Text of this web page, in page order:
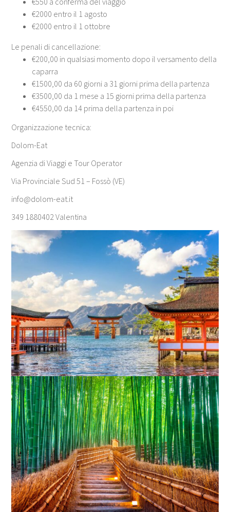
€2000 entro il 1 agosto
€2000 entro il 1 ottobre
Le penali di cancellazione:
€200,00 in qualsiasi momento dopo il versamento della
caparra
€1500,00 da 60 giorni a 31 giorni prima della partenza
€3500,00 da 1 mese a 15 giorni prima della partenza
€4550,00 da 14 prima della partenza in poi
Organizzazione tecnica:
Dolom-Eat
Agenzia di Viaggi e Tour Operator
Via Provinciale Sud 51 – Fossò (VE)
info@dolom-eat.it
349 1880402 Valentina